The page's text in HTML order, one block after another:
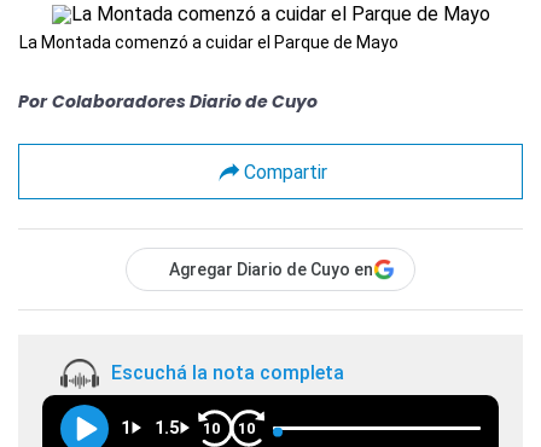
La Montada comenzó a cuidar el Parque de Mayo
Por Colaboradores Diario de Cuyo
Compartir
Agregar Diario de Cuyo en
Escuchá la nota completa
1 1.5 10 10